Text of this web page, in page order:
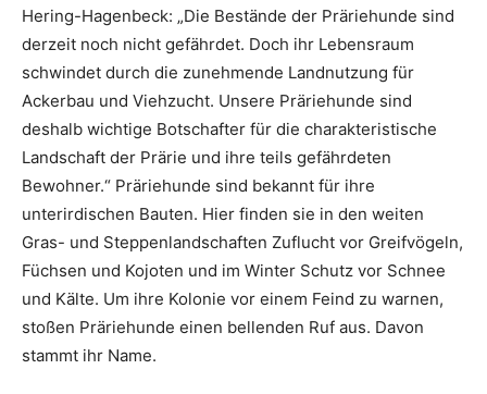
Hering-Hagenbeck: „Die Bestände der Präriehunde sind
derzeit noch nicht gefährdet. Doch ihr Lebensraum
schwindet durch die zunehmende Landnutzung für
Ackerbau und Viehzucht. Unsere Präriehunde sind
deshalb wichtige Botschafter für die charakteristische
Landschaft der Prärie und ihre teils gefährdeten
Bewohner.“ Präriehunde sind bekannt für ihre
unterirdischen Bauten. Hier finden sie in den weiten
Gras- und Steppenlandschaften Zuflucht vor Greifvögeln,
Füchsen und Kojoten und im Winter Schutz vor Schnee
und Kälte. Um ihre Kolonie vor einem Feind zu warnen,
stoßen Präriehunde einen bellenden Ruf aus. Davon
stammt ihr Name.